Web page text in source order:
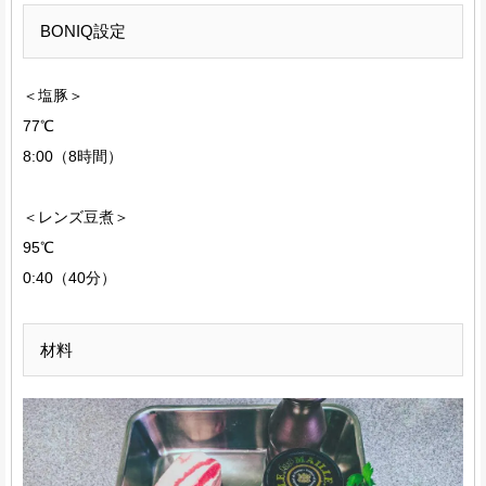
BONIQ設定
＜塩豚＞
77℃
8:00（8時間）
＜レンズ豆煮＞
95℃
0:40（40分）
材料